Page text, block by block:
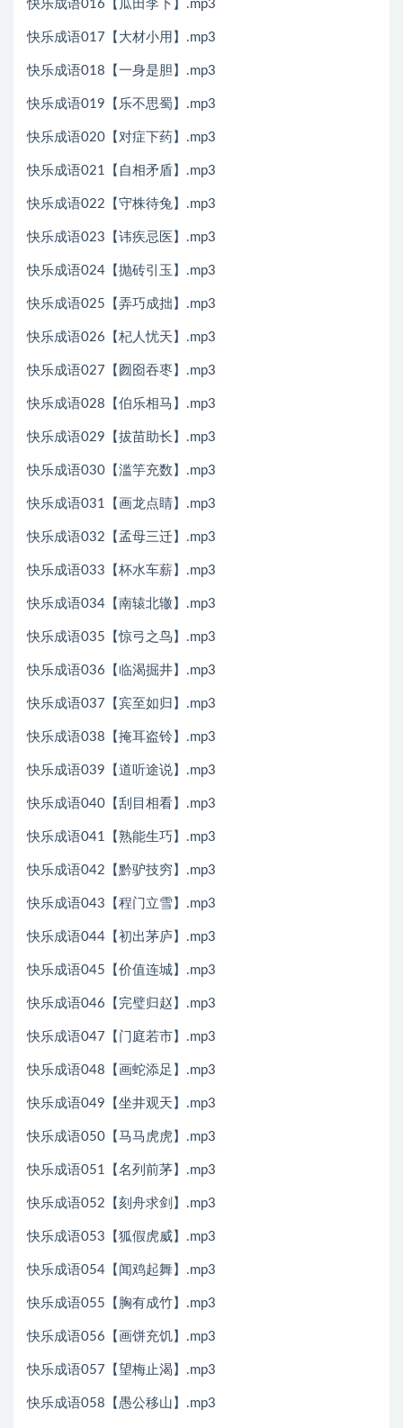
快乐成语016【瓜田李下】.mp3
快乐成语017【大材小用】.mp3
快乐成语018【一身是胆】.mp3
快乐成语019【乐不思蜀】.mp3
快乐成语020【对症下药】.mp3
快乐成语021【自相矛盾】.mp3
快乐成语022【守株待兔】.mp3
快乐成语023【讳疾忌医】.mp3
快乐成语024【抛砖引玉】.mp3
快乐成语025【弄巧成拙】.mp3
快乐成语026【杞人忧天】.mp3
快乐成语027【囫囵吞枣】.mp3
快乐成语028【伯乐相马】.mp3
快乐成语029【拔苗助长】.mp3
快乐成语030【滥竽充数】.mp3
快乐成语031【画龙点睛】.mp3
快乐成语032【孟母三迁】.mp3
快乐成语033【杯水车薪】.mp3
快乐成语034【南辕北辙】.mp3
快乐成语035【惊弓之鸟】.mp3
快乐成语036【临渴掘井】.mp3
快乐成语037【宾至如归】.mp3
快乐成语038【掩耳盗铃】.mp3
快乐成语039【道听途说】.mp3
快乐成语040【刮目相看】.mp3
快乐成语041【熟能生巧】.mp3
快乐成语042【黔驴技穷】.mp3
快乐成语043【程门立雪】.mp3
快乐成语044【初出茅庐】.mp3
快乐成语045【价值连城】.mp3
快乐成语046【完璧归赵】.mp3
快乐成语047【门庭若市】.mp3
快乐成语048【画蛇添足】.mp3
快乐成语049【坐井观天】.mp3
快乐成语050【马马虎虎】.mp3
快乐成语051【名列前茅】.mp3
快乐成语052【刻舟求剑】.mp3
快乐成语053【狐假虎威】.mp3
快乐成语054【闻鸡起舞】.mp3
快乐成语055【胸有成竹】.mp3
快乐成语056【画饼充饥】.mp3
快乐成语057【望梅止渴】.mp3
快乐成语058【愚公移山】.mp3